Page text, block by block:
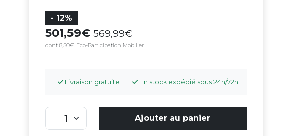
- 12%
501,59 569,99
dont 8,50€ Eco-Participation Mobilier
Livraison gratuite En stock expédié sous 24h/72h
Ajouter au panier